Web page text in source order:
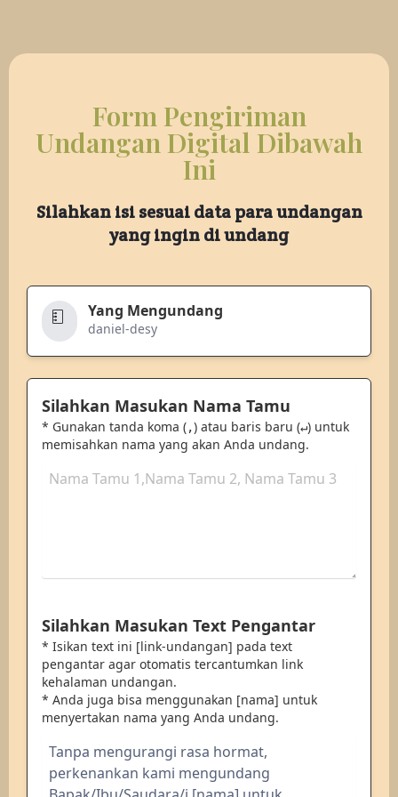
Form Pengiriman
Undangan Digital Dibawah
Ini
Silahkan isi sesuai data para undangan
yang ingin di undang
Yang Mengundang
daniel-desy
Silahkan Masukan Nama Tamu
* Gunakan tanda koma (,) atau baris baru (↵) untuk
memisahkan nama yang akan Anda undang.
Silahkan Masukan Text Pengantar
* Isikan text ini [link-undangan] pada text
pengantar agar otomatis tercantumkan link
kehalaman undangan.
* Anda juga bisa menggunakan [nama] untuk
menyertakan nama yang Anda undang.